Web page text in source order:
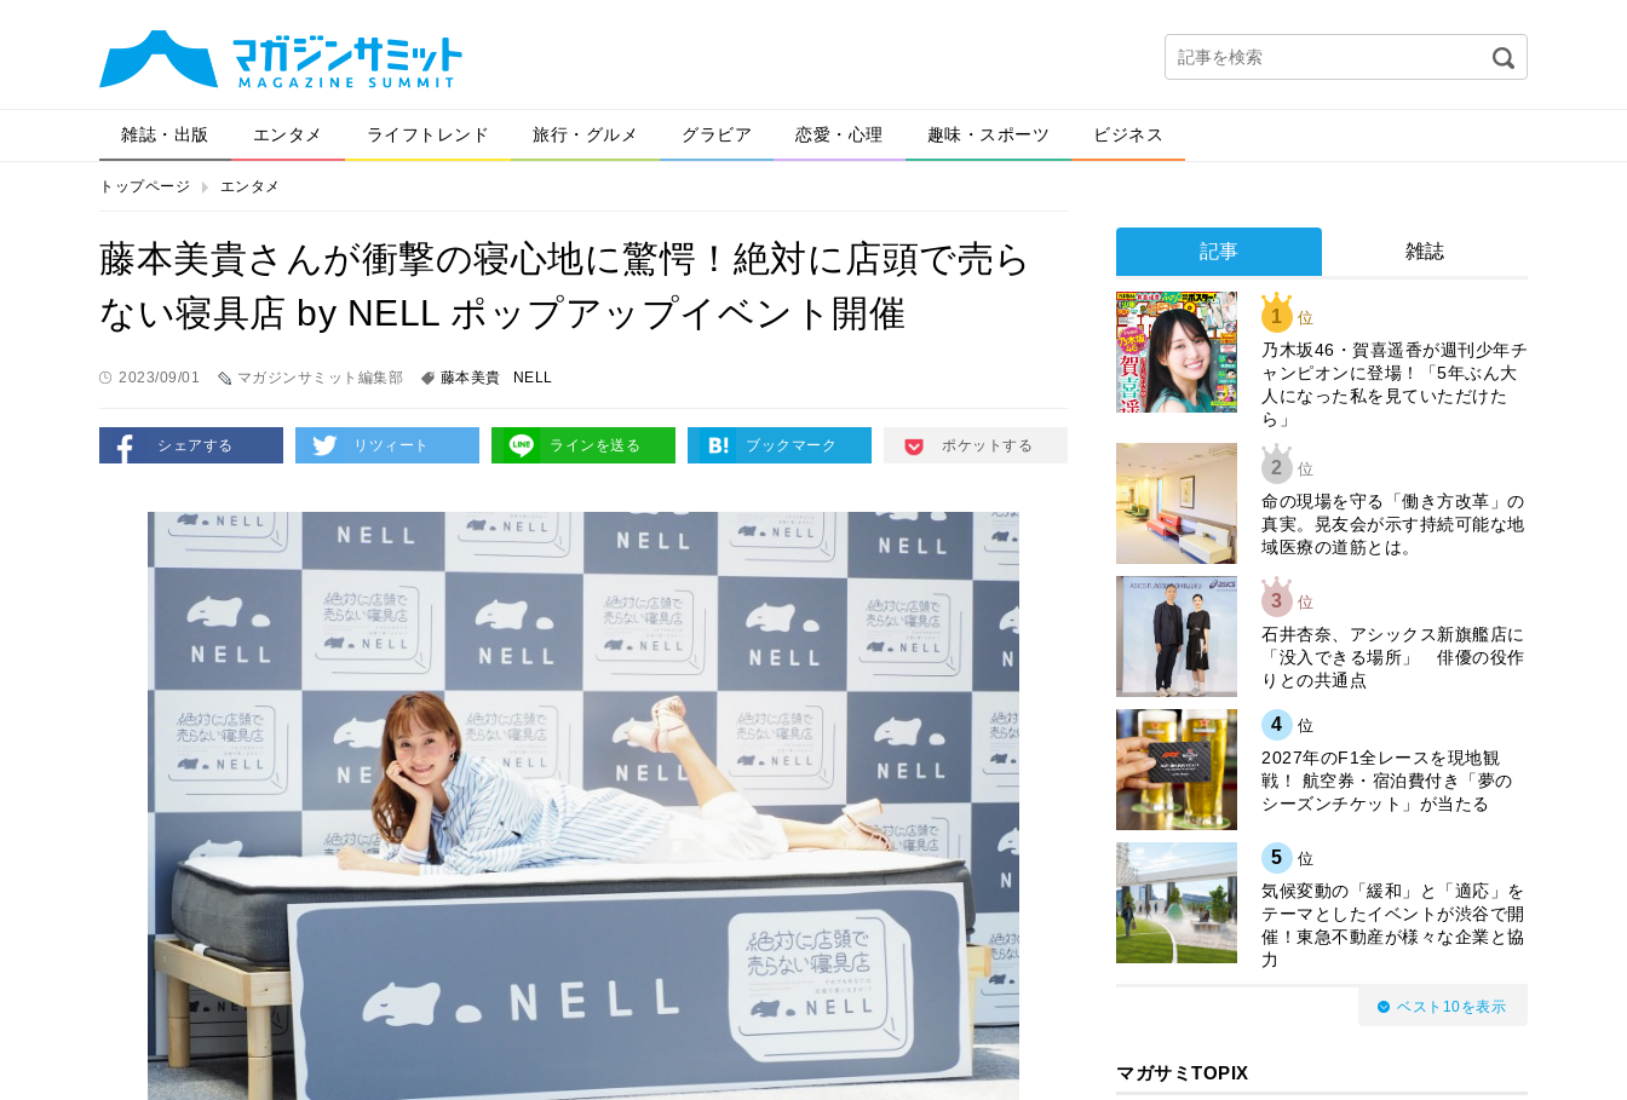
雑誌・出版 エンタメ ライフトレンド 旅行・グルメ グラビア 恋愛・心理 趣味・スポーツ ビジネス
トップページ エンタメ
藤本美貴さんが衝撃の寝心地に驚愕！絶対に店頭で売ら
ない寝具店 by NELL ポップアップイベント開催
2023/09/01 マガジンサミット編集部 藤本美貴 NELL
シェアする リツィート ラインを送る ブックマーク ポケットする
記事 雑誌
1 位
乃木坂46・賀喜遥香が週刊少年チ
ャンピオンに登場！「5年ぶん大
人になった私を見ていただけた
ら」
2 位
​命の現場を守る「働き方改革」の
真実。晃友会が示す持続可能な地
域医療の道筋とは。
3 位
石井杏奈、アシックス新旗艦店に
「没入できる場所」 俳優の役作
りとの共通点
4 位
2027年のF1全レースを現地観
戦！ 航空券・宿泊費付き「夢の
シーズンチケット」が当たる
5 位
気候変動の「緩和」と「適応」を
テーマとしたイベントが渋谷で開
催！東急不動産が様々な企業と協
力
ベスト10を表示
マガサミTOPIX